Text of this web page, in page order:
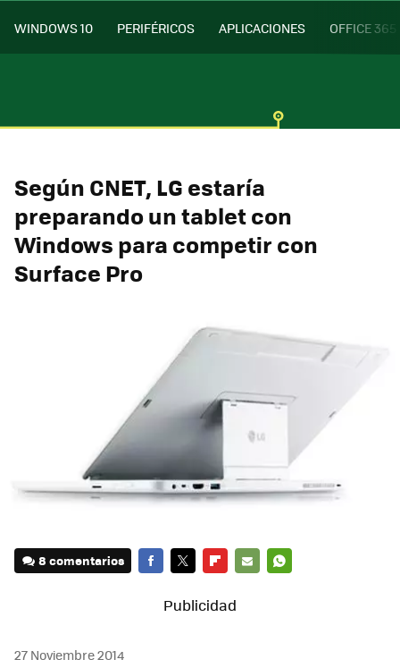
WINDOWS 10 PERIFÉRICOS APLICACIONES OFFICE 365
Según CNET, LG estaría
preparando un tablet con
Windows para competir con
Surface Pro
8 comentarios
MAIL
27 Noviembre 2014